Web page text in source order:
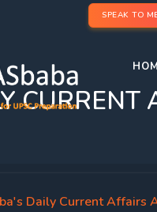
SPEAK TO
CURRENT
Daily Current Affairs